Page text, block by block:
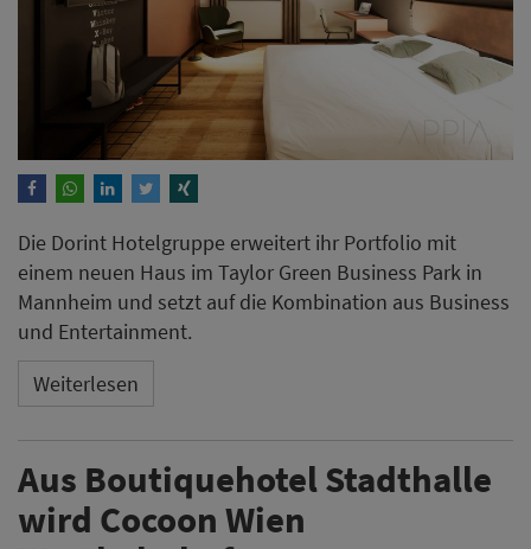
Die Dorint Hotelgruppe erweitert ihr Portfolio mit
einem neuen Haus im Taylor Green Business Park in
Mannheim und setzt auf die Kombination aus Business
und Entertainment.
Weiterlesen
Aus Boutiquehotel Stadthalle
wird Cocoon Wien